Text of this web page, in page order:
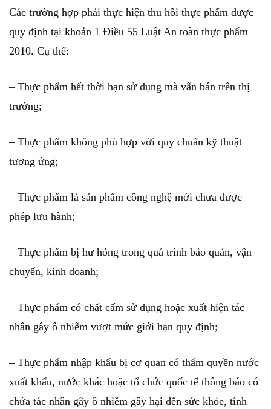
Các trường hợp phải thực hiện thu hồi thực phẩm được
quy định tại khoản 1 Điều 55 Luật An toàn thực phẩm
2010. Cụ thể:
– Thực phẩm hết thời hạn sử dụng mà vẫn bán trên thị
trường;
– Thực phẩm không phù hợp với quy chuẩn kỹ thuật
tương ứng;
– Thực phẩm là sản phẩm công nghệ mới chưa được
phép lưu hành;
– Thực phẩm bị hư hỏng trong quá trình bảo quản, vận
chuyển, kinh doanh;
– Thực phẩm có chất cấm sử dụng hoặc xuất hiện tác
nhân gây ô nhiễm vượt mức giới hạn quy định;
– Thực phẩm nhập khẩu bị cơ quan có thẩm quyền nước
xuất khẩu, nước khác hoặc tổ chức quốc tế thông báo có
chứa tác nhân gây ô nhiễm gây hại đến sức khỏe, tính